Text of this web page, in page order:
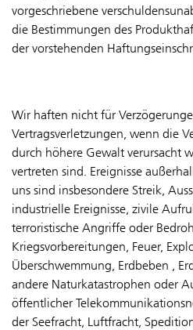
vorgeschriebene
die Bestimmungen des
der vorstehenden
Wir haften nicht für
Vertragsverletzungen, wenn die
durch höhere Gewalt verursacht
vertreten sind. Ereignisse
uns sind insbesondere Streik,
industrielle Ereignisse, zivile
terroristische Angriffe oder
Kriegsvorbereitungen, Feuer,
Überschwemmung, Erdbeben ,
andere Naturkatastrophen oder
öffentlicher
der Seefracht, Luftfracht,